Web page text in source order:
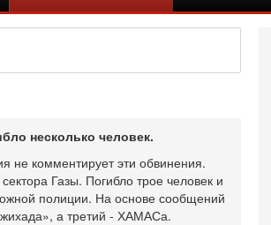
несколько человек.
не комментирует эти обвинения.
Газы. Погибло трое человек и
полиции. На основе сообщений
а третий - ХАМАСа.